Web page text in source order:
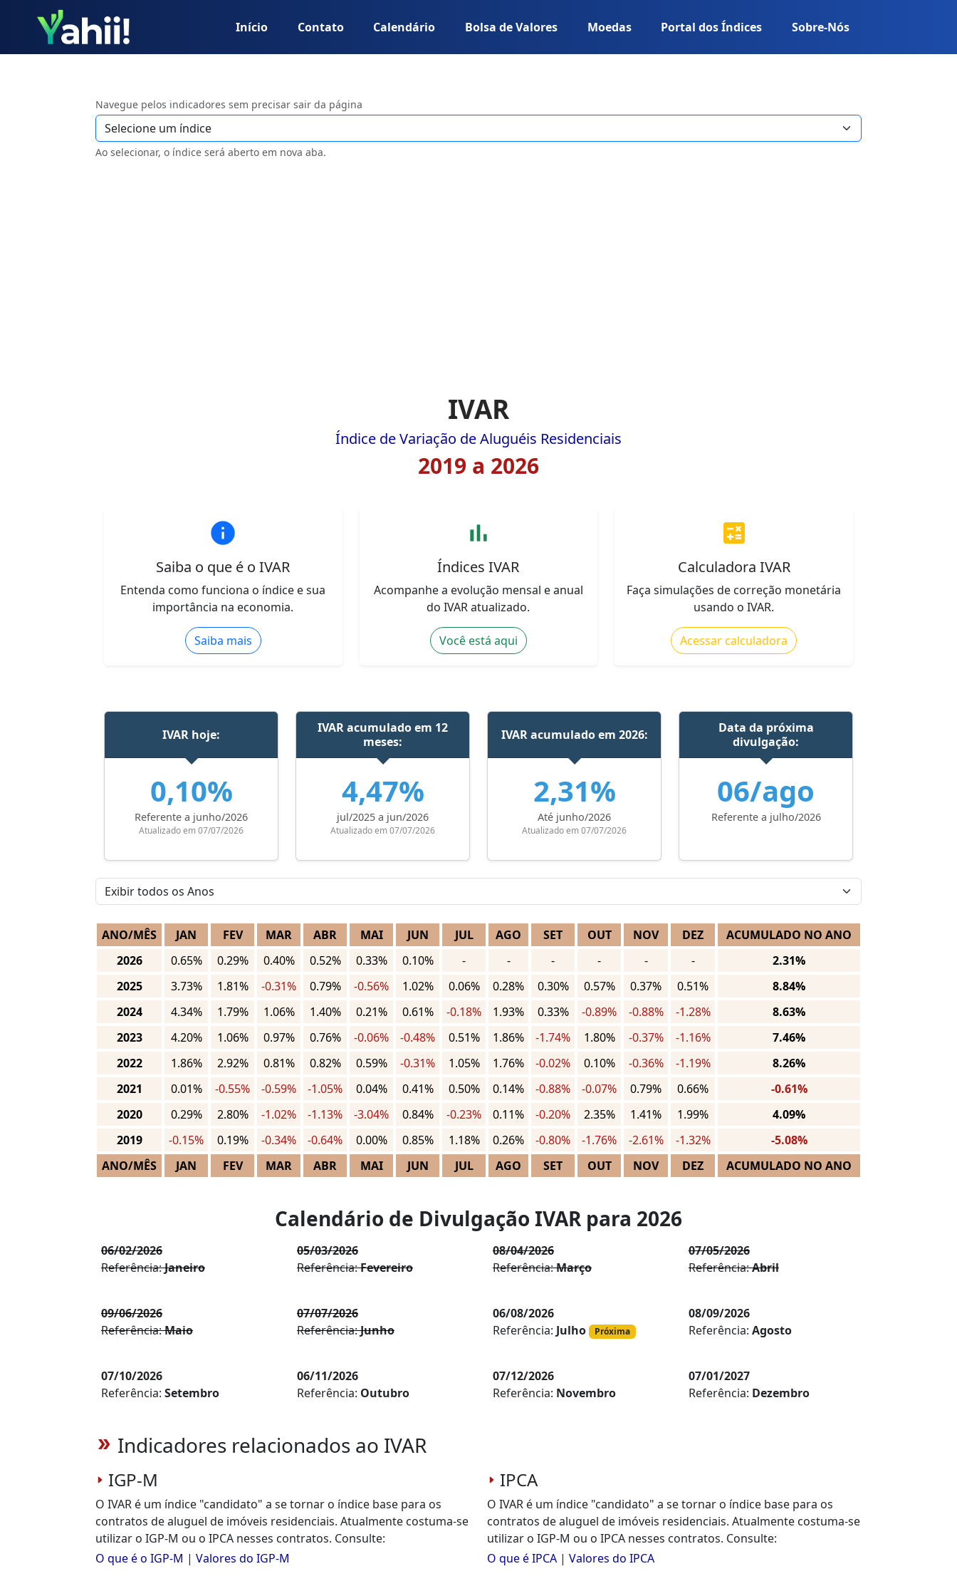
Início Contato Calendário Bolsa de Valores Moedas Portal dos Índices Sobre-Nós
Navegue pelos indicadores sem precisar sair da página
Ao selecionar, o índice será aberto em nova aba.
IVAR
Índice de Variação de Aluguéis Residenciais
2019 a 2026
info
Saiba o que é o IVAR
Entenda como funciona o índice e sua
importância na economia.
Saiba mais
bar_chart
Índices IVAR
Acompanhe a evolução mensal e anual
do IVAR atualizado.
Você está aqui
calculate
Calculadora IVAR
Faça simulações de correção monetária
usando o IVAR.
Acessar calculadora
IVAR hoje:
0,10%
Referente a junho/2026
Atualizado em 07/07/2026
IVAR acumulado em 12
meses:
4,47%
jul/2025 a jun/2026
Atualizado em 07/07/2026
IVAR acumulado em 2026:
2,31%
Até junho/2026
Atualizado em 07/07/2026
Data da próxima
divulgação:
06/ago
Referente a julho/2026
ANO/MÊS JAN FEV MAR ABR MAI JUN JUL AGO SET OUT NOV DEZ
ACUMULADO NO ANO
2026
0.65% 0.29% 0.40% 0.52% 0.33% 0.10% - - - - - -
2.31%
2025
3.73% 1.81% -0.31% 0.79% -0.56% 1.02% 0.06% 0.28% 0.30% 0.57% 0.37% 0.51%
8.84%
2024
4.34% 1.79% 1.06% 1.40% 0.21% 0.61% -0.18% 1.93% 0.33% -0.89% -0.88% -1.28%
8.63%
2023
4.20% 1.06% 0.97% 0.76% -0.06% -0.48% 0.51% 1.86% -1.74% 1.80% -0.37% -1.16%
7.46%
2022
1.86% 2.92% 0.81% 0.82% 0.59% -0.31% 1.05% 1.76% -0.02% 0.10% -0.36% -1.19%
8.26%
2021
0.01% -0.55% -0.59% -1.05% 0.04% 0.41% 0.50% 0.14% -0.88% -0.07% 0.79% 0.66%
-0.61%
2020
0.29% 2.80% -1.02% -1.13% -3.04% 0.84% -0.23% 0.11% -0.20% 2.35% 1.41% 1.99%
4.09%
2019
-0.15% 0.19% -0.34% -0.64% 0.00% 0.85% 1.18% 0.26% -0.80% -1.76% -2.61% -1.32%
-5.08%
ANO/MÊS
JAN FEV MAR ABR MAI JUN JUL AGO SET OUT NOV DEZ ACUMULADO NO ANO
Calendário de Divulgação IVAR para 2026
06/02/2026
Referência:Janeiro
05/03/2026
Referência:Fevereiro
08/04/2026
Referência:Março
07/05/2026
Referência:Abril
09/06/2026
Referência:Maio
07/07/2026
Referência:Junho
06/08/2026
Referência: Julho Próxima
08/09/2026
Referência: Agosto
07/10/2026
Referência: Setembro
06/11/2026
Referência: Outubro
07/12/2026
Referência: Novembro
07/01/2027
Referência: Dezembro
double_arrow Indicadores relacionados ao IVAR
IGP-M
O IVAR é um índice "candidato" a se tornar o índice base para os
contratos de aluguel de imóveis residenciais. Atualmente costuma-se
utilizar o IGP-M ou o IPCA nesses contratos. Consulte:
O que é o IGP-M | Valores do IGP-M
IPCA
O IVAR é um índice "candidato" a se tornar o índice base para os
contratos de aluguel de imóveis residenciais. Atualmente costuma-se
utilizar o IGP-M ou o IPCA nesses contratos. Consulte:
O que é IPCA | Valores do IPCA